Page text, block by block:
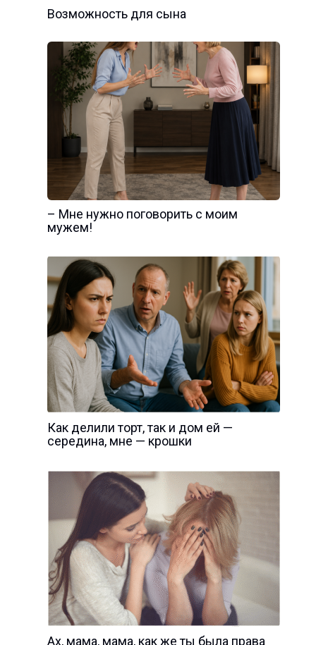
Возможность для сына
– Мне нужно поговорить с моим
мужем!
Как делили торт, так и дом ей —
середина, мне — крошки
Ах, мама, мама, как же ты была права